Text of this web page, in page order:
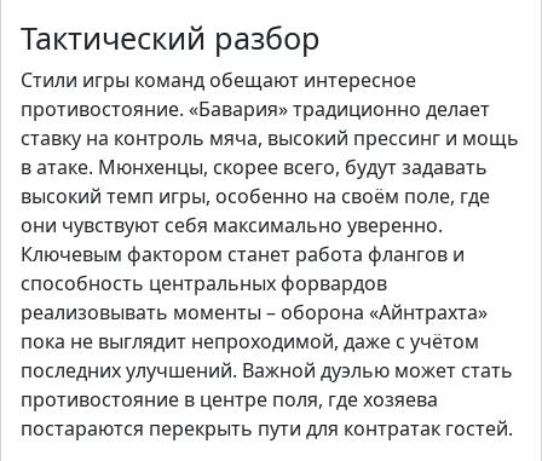
Тактический разбор
Стили игры команд обещают интересное
противостояние. «Бавария» традиционно делает
ставку на контроль мяча, высокий прессинг и мощь
в атаке. Мюнхенцы, скорее всего, будут задавать
высокий темп игры, особенно на своём поле, где
они чувствуют себя максимально уверенно.
Ключевым фактором станет работа флангов и
способность центральных форвардов
реализовывать моменты – оборона «Айнтрахта»
пока не выглядит непроходимой, даже с учётом
последних улучшений. Важной дуэлью может стать
противостояние в центре поля, где хозяева
постараются перекрыть пути для контратак гостей.